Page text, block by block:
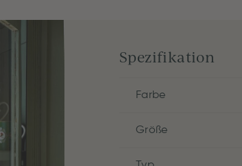
Spezifikation
Farbe
Größe